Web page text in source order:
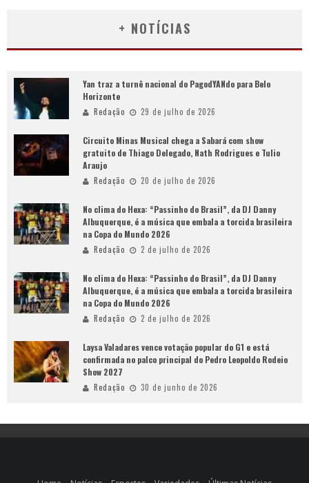
+ NOTÍCIAS
Yan traz a turnê nacional do PagodYANdo para Belo
Horizonte
Redação 29 de julho de 2026
Circuito Minas Musical chega a Sabará com show
gratuito de Thiago Delegado, Nath Rodrigues e Tulio
Araujo
Redação 20 de julho de 2026
No clima do Hexa: “Passinho do Brasil”, da DJ Danny
Albuquerque, é a música que embala a torcida brasileira
na Copa do Mundo 2026
Redação 2 de julho de 2026
No clima do Hexa: “Passinho do Brasil”, da DJ Danny
Albuquerque, é a música que embala a torcida brasileira
na Copa do Mundo 2026
Redação 2 de julho de 2026
Laysa Valadares vence votação popular do G1 e está
confirmada no palco principal do Pedro Leopoldo Rodeio
Show 2027
Redação 30 de junho de 2026